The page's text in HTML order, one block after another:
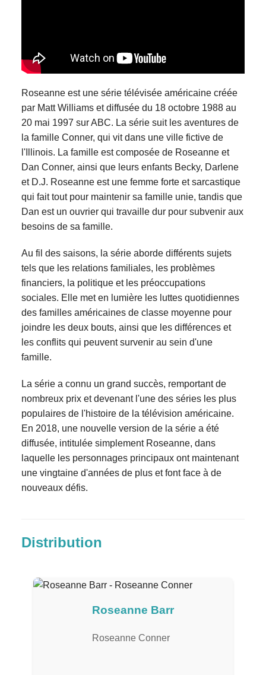
Roseanne est une série télévisée américaine créée
par Matt Williams et diffusée du 18 octobre 1988 au
20 mai 1997 sur ABC. La série suit les aventures de
la famille Conner, qui vit dans une ville fictive de
l'Illinois. La famille est composée de Roseanne et
Dan Conner, ainsi que leurs enfants Becky, Darlene
et D.J. Roseanne est une femme forte et sarcastique
qui fait tout pour maintenir sa famille unie, tandis que
Dan est un ouvrier qui travaille dur pour subvenir aux
besoins de sa famille.
Au fil des saisons, la série aborde différents sujets
tels que les relations familiales, les problèmes
financiers, la politique et les préoccupations
sociales. Elle met en lumière les luttes quotidiennes
des familles américaines de classe moyenne pour
joindre les deux bouts, ainsi que les différences et
les conflits qui peuvent survenir au sein d'une
famille.
La série a connu un grand succès, remportant de
nombreux prix et devenant l'une des séries les plus
populaires de l'histoire de la télévision américaine.
En 2018, une nouvelle version de la série a été
diffusée, intitulée simplement Roseanne, dans
laquelle les personnages principaux ont maintenant
une vingtaine d'années de plus et font face à de
nouveaux défis.
Distribution
Roseanne Barr
Roseanne Conner